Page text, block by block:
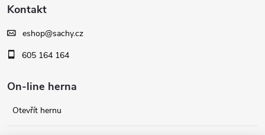
i
s
u
p
a
Kontakt
eshop@sachy.cz
605 164 164
On-line herna
Otevřít hernu